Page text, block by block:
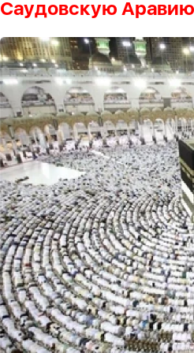
Саудовскую Аравию